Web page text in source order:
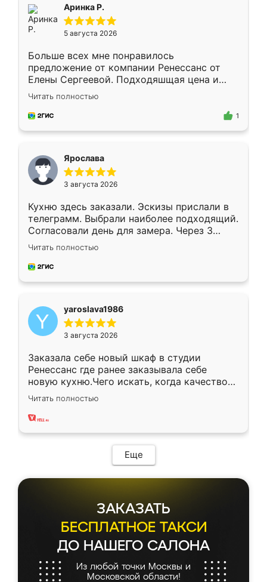
Аринка Р.
5 августа 2026
Больше всех мне понравилось
предложение от компании Ренессанс от
Елены Сергеевой. Подходяшщая цена и
короткие сроки изготовления. Приехавший
для замера сотрудник Владислав
предложил по моему эскизу самый
Читать полностью
1
Ярослава
3 августа 2026
Кухню здесь заказали. Эскизы прислали в
телеграмм. Выбрали наиболее подходящий.
Согласовали день для замера. Через 3
недели кухня была уже готова. Остались
довольны работой. Спасибо Ренессанс
мебель за качественную работу!
Читать полностью
yaroslava1986
3 августа 2026
Заказала себе новый шкаф в студии
Ренессанс где ранее заказывала себе
новую кухню.Чего искать, когда качеством
вполне довольна. Служит кухня уже почти
два года, нареканий нет.
Читать полностью
Еще
ЗАКАЗАТЬ
БЕСПЛАТНОЕ ТАКСИ
ДО НАШЕГО САЛОНА
Из любой точки Москвы и
Московской области!